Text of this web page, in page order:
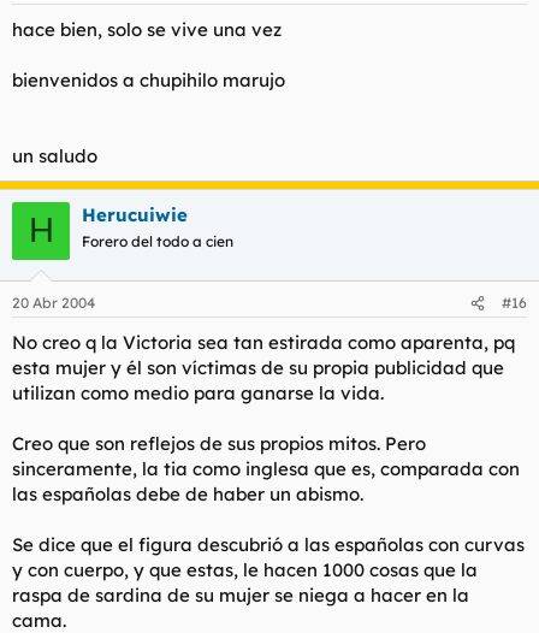
hace bien, solo se vive una vez
bienvenidos a chupihilo marujo
un saludo
H Herucuiwie
Forero del todo a cien
20 Abr 2004 #16
No creo q la Victoria sea tan estirada como aparenta, pq
esta mujer y él son víctimas de su propia publicidad que
utilizan como medio para ganarse la vida.
Creo que son reflejos de sus propios mitos. Pero
sinceramente, la tia como inglesa que es, comparada con
las españolas debe de haber un abismo.
Se dice que el figura descubrió a las españolas con curvas
y con cuerpo, y que estas, le hacen 1000 cosas que la
raspa de sardina de su mujer se niega a hacer en la
cama.